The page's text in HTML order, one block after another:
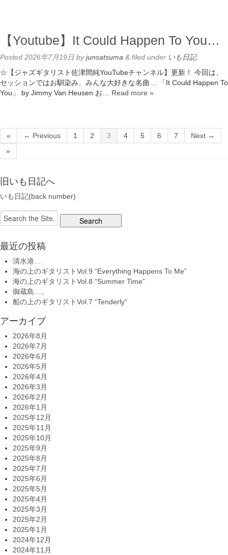
【Youtube】It Could Happen To You…
Posted 2026年7月19日 byjunsatsuma & filed under いも日記.
☆【ジャズギタリスト佐津間純YouTubeチャンネル】更新！ 今回は、
セッションではお馴染み、みんな大好きな名曲… 「It Could Happen To
You」 by Jimmy Van Heusen お… Read more »
« ← Previous 1 2 3 4 5 6 7
Next →
»
旧いも日記へ
いも日記(back number)
Search
for:
最近の投稿
清水港…
海の上のギタリストVol.9 “Everything Happens To Me”
海の上のギタリストVol.8 “Summer Time”
御蔵島…。
船の上のギタリストVol.7 “Tenderly”
アーカイブ
2026年8月
2026年7月
2026年6月
2026年5月
2026年4月
2026年3月
2026年2月
2026年1月
2025年12月
2025年11月
2025年10月
2025年9月
2025年8月
2025年7月
2025年6月
2025年5月
2025年4月
2025年3月
2025年2月
2025年1月
2024年12月
2024年11月